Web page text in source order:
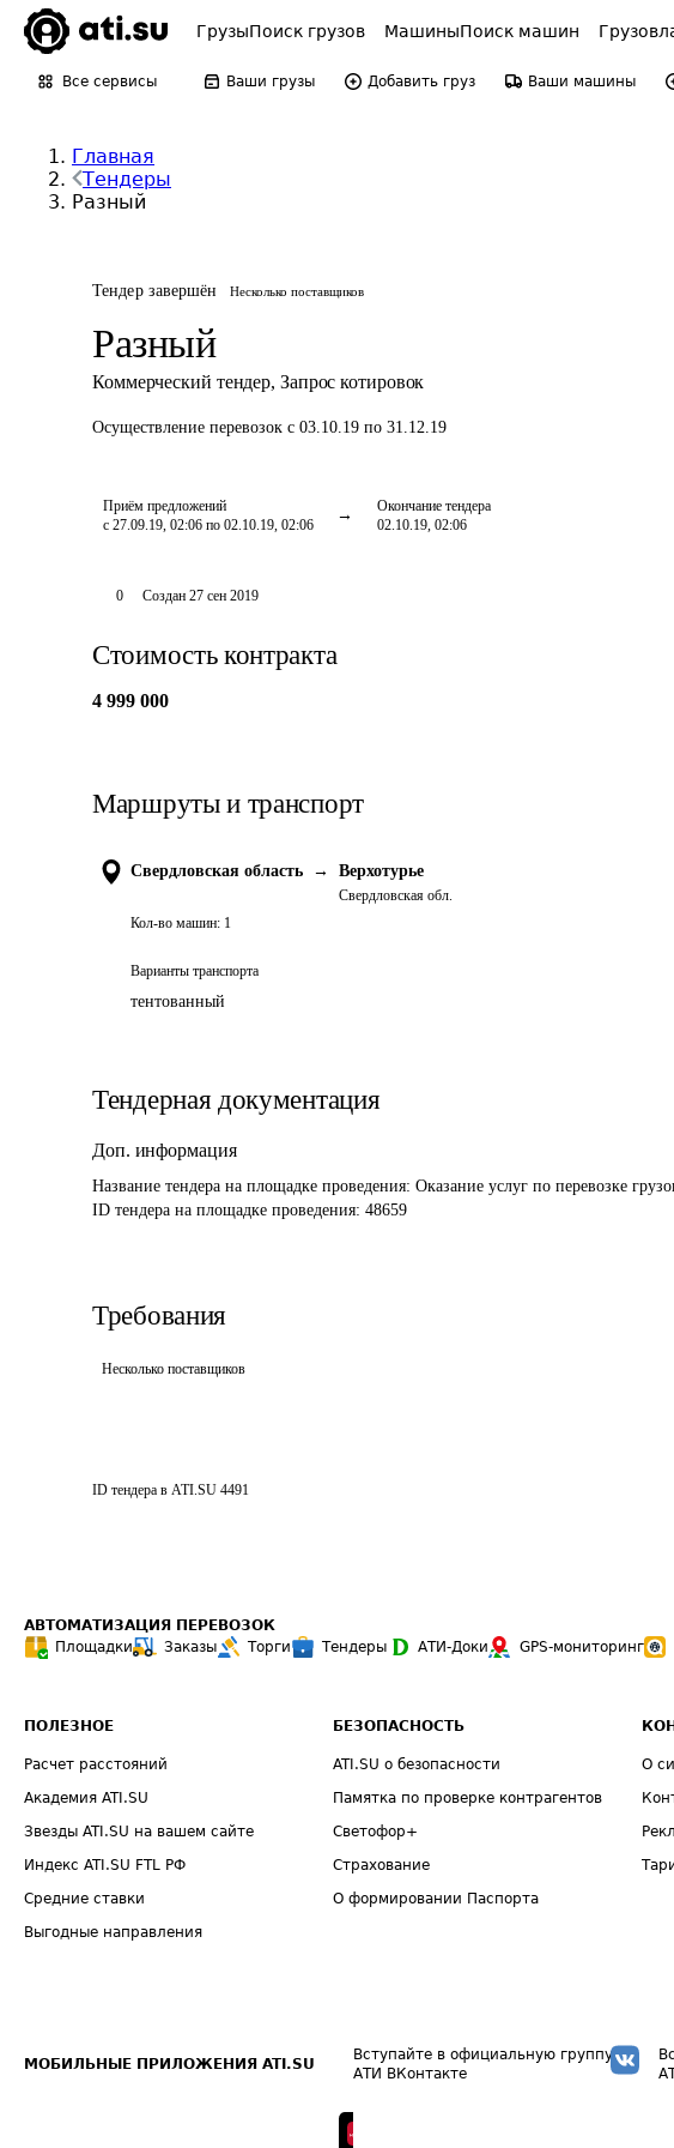
ГрузыПоиск грузов МашиныПоиск машин
Все сервисы Ваши грузы Добавить груз Ваши машины
Главная
Тендеры
Разный
Тендер завершён Несколько поставщиков
Разный
Коммерческий тендер, Запрос котировок
Осуществление перевозок с 03.10.19 по 31.12.19
Приём предложений
с 27.09.19, 02:06 по 02.10.19, 02:06
Окончание тендера
02.10.19, 02:06
0 Создан 27 сен 2019
Стоимость контракта
4 999 000
Маршруты и транспорт
Свердловская область → Верхотурье
Свердловская обл.
Кол-во машин: 1
Варианты транспорта
тентованный
Тендерная документация
Доп. информация
Название тендера на площадке проведения:
ID тендера на площадке проведения: 48659
Требования
Несколько поставщиков
ID тендера в ATI.SU 4491
АВТОМАТИЗАЦИЯ ПЕРЕВОЗОК
Площадки
Заказы Торги Тендеры АТИ-Доки GPS-мониторинг
ПОЛЕЗНОЕ
Расчет расстояний
Академия ATI.SU
Звезды ATI.SU на вашем сайте
Индекс ATI.SU FTL РФ
Средние ставки
Выгодные направления
БЕЗОПАСНОСТЬ
ATI.SU о безопасности
Памятка по проверке контрагентов
Светофор+
Страхование
О формировании Паспорта
О
МОБИЛЬНЫЕ ПРИЛОЖЕНИЯ ATI.SU
Вступайте в официальную группу
АТИ ВКонтакте